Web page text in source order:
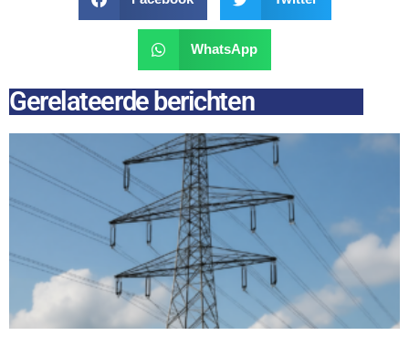
WhatsApp
Gerelateerde berichten